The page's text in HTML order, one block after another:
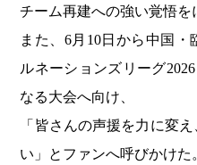
チーム再建への強い覚悟を
また、6月10日から中国
ルネーションズリーグ
なる大会へ向け、
「皆さんの声援を力に変
い」とファンへ呼びかけた